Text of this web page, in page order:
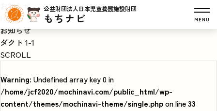
公益財団法人日本児童養護施設財団
もちナビ MENU
お知らせ
HOME
お知らせ
ダクト 1-1
SCROLL
Warning: Undefined array key 0 in
/home/jcf2020/mochinavi.com/public_html/wp-
content/themes/mochinavi-theme/single.phpon line33